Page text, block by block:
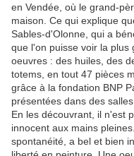
en Vendée, où le grand-
maison. Ce qui explique
Sables-d'Olonne, qui a
que l'on puisse voir la plus
oeuvres : des huiles, des
totems, en tout 47 pièces
grâce à la fondation BNP
présentées dans des
En les découvrant, il n'est
innocent aux mains
spontanéité, a bel et bien